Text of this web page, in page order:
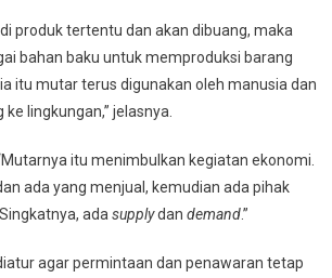
produk tertentu dan akan dibuang, maka
bahan baku untuk memproduksi barang
itu mutar terus digunakan oleh manusia dan
lingkungan,” jelasnya.
itu menimbulkan kegiatan ekonomi.
ada yang menjual, kemudian ada pihak
ada supplydan demand.”
agar permintaan dan penawaran tetap